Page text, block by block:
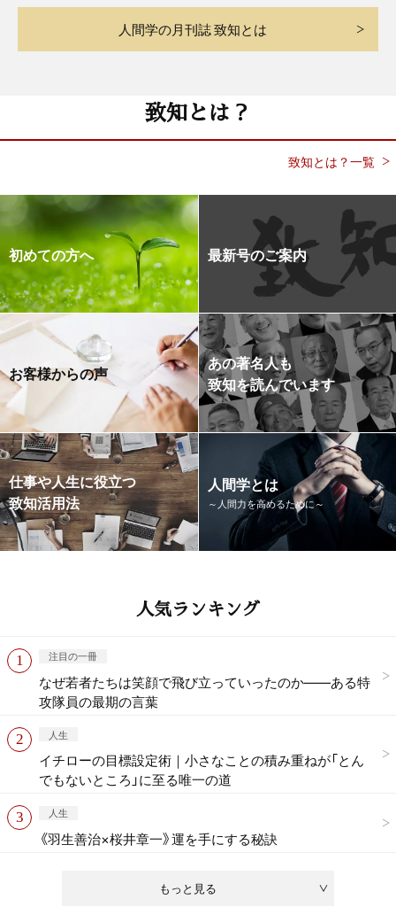
人間学の月刊誌 致知とは
致知とは？
致知とは？一覧
初めての方へ 最新号のご案内
お客様からの声
あの著名人も
致知を読んでいます
仕事や人生に役立つ
致知活用法
人間学とは
～人間力を高めるために～
人気ランキング
もっと見る
注目の一冊
なぜ若者たちは笑顔で飛び立っていったのか——ある特
攻隊員の最期の言葉
人生
イチローの目標設定術｜小さなことの積み重ねが「とん
でもないところ」に至る唯一の道
人生
《羽生善治×桜井章一》運を手にする秘訣